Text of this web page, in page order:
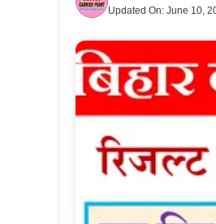
Updated On: June 10,